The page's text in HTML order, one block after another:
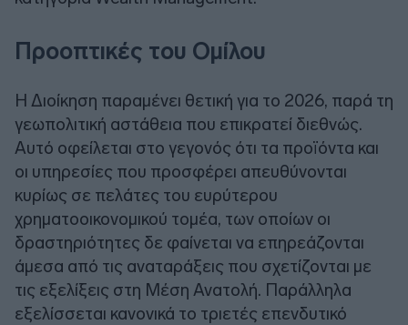
Προοπτικές του Ομίλου
Η Διοίκηση παραμένει θετική για το 2026, παρά τη
γεωπολιτική αστάθεια που επικρατεί διεθνώς.
Αυτό οφείλεται στο γεγονός ότι τα προϊόντα και
οι υπηρεσίες που προσφέρει απευθύνονται
κυρίως σε πελάτες του ευρύτερου
χρηματοοικονομικού τομέα, των οποίων οι
δραστηριότητες δε φαίνεται να επηρεάζονται
άμεσα από τις αναταράξεις που σχετίζονται με
τις εξελίξεις στη Μέση Ανατολή. Παράλληλα
εξελίσσεται κανονικά το τριετές επενδυτικό